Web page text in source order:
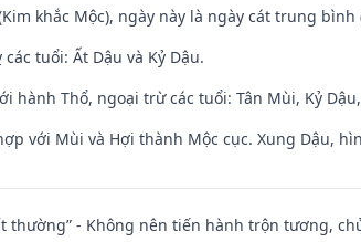
khắc Mộc), ngày này là ngày cát trung bình
tuổi: Ất Dậu và Kỷ Dậu.
hành Thổ, ngoại trừ các tuổi: Tân Mùi, Kỷ
với Mùi và Hợi thành Mộc cục. Xung Dậu,
thường” - Không nên tiến hành trộn tương,